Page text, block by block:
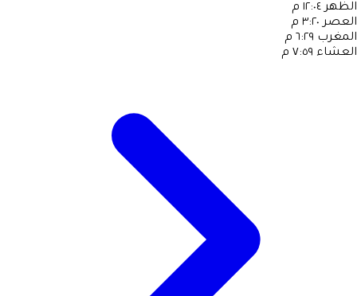
الظهر ١٢:٠٤ م
العصر ٣:٢٠ م
المغرب ٦:٢٩ م
العشاء ٧:٥٩ م